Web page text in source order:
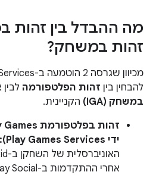
מה ההבדל בין זהות
זהות במשחק?
להבחין בין זהות הפלטפורמה
במשחק (IGA)
הקניינית.
ידי Play Games Services):